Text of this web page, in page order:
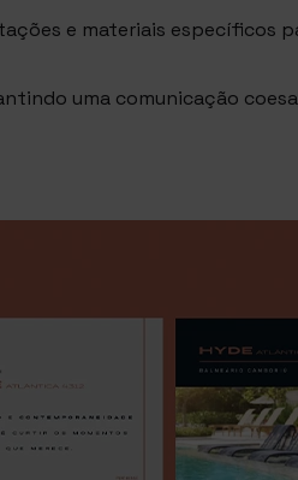
e materiais específicos
uma comunicação